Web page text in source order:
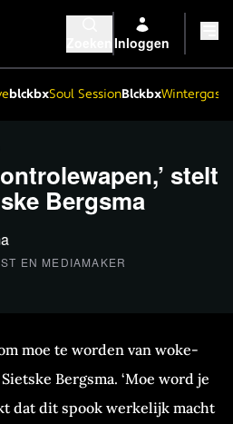
Inloggen
blckbxSoul SessionBlckbx
stelt
Bergsma
EN MEDIAMAKER
moe te worden van woke-
Bergsma. ‘Moe word je
dat dit spook werkelijk macht